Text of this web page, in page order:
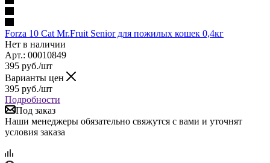
Forza 10 Cat Mr.Fruit Senior для пожилых кошек 0,4кг
Нет в наличии
Арт.: 00010849
395 руб./шт
Варианты цен
395 руб./шт
Подробности
Под заказ
Наши менеджеры обязательно свяжутся с вами и уточнят
условия заказа